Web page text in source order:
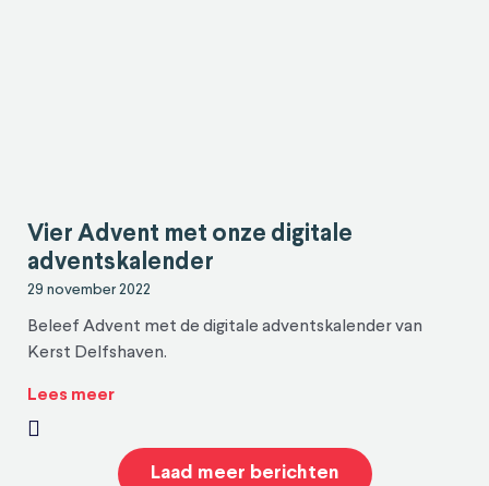
Vier Advent met onze digitale
adventskalender
29 november 2022
Beleef Advent met de digitale adventskalender van
Kerst Delfshaven.
Lees meer
Laad meer berichten